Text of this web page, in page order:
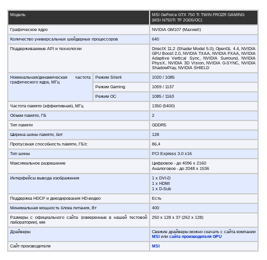
Модель
MSI GeForce GTX 750 Ti TWIN FROZR GAMING
(MSI N750Ti TF 2GD5/ОС)
Графическое ядро
NVIDIA GM107 (Maxwell)
Количество универсальных шейдерных процессоров
640
Поддерживаемые API и технологии
DirectX 11.2 (Shader Model 5.0), OpenGL 4.4, NVIDIA
GPU Boost 2.0, NVIDIA TXAA, NVIDIA FXAA, NVIDIA
Adaptive Vertical Sync, NVIDIA Surround, NVIDIA
PhysX, NVIDIA 3D Vision, NVIDIA G-SYNC, NVIDIA
ShadowPlay, NVIDIA SHIELD
Номинальная/динамическая частота
графического ядра, МГц
Режим Silent
1020 / 1085
Режим Gaming
1059 / 1137
Режим OC
1085 / 1163
Частота памяти (эффективная), МГц
1350 (5400)
Объем памяти, ГБ
2
Тип памяти
GDDR5
Ширина шины памяти, бит
128
Пропускная способность памяти, ГБ/с
86,4
Тип шины
PCI Express 3.0 x16
Максимальное разрешение
Цифровое - до 4096 x 2160
Аналоговое - до 2048 x 1536
Интерфейсы вывода изображения
1 x DVI-D
1 x HDMI
1 x D-Sub
Поддержка HDCP и декодирования HD-видео
Есть
Минимальная мощность блока питания, Вт
400
Размеры с официального сайта (измеренные в нашей тестовой
лаборатории), мм
250 х 128 x 37 (262 x 128)
Драйверы
Свежие драйверы можно скачать с сайта компании
MSI илисайта производителя GPU
Сайт производителя
MSI